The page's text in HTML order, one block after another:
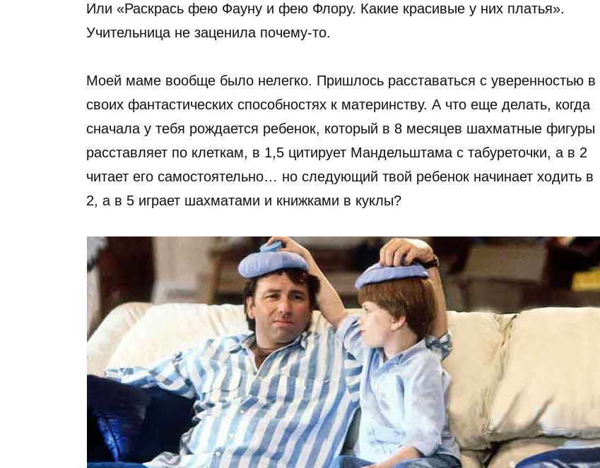
Или «Раскрась фею Фауну и фею Флору. Какие красивые у них платья».
Учительница не заценила почему-то.
Моей маме вообще было нелегко. Пришлось расставаться с уверенностью в
своих фантастических способностях к материнству. А что еще делать, когда
сначала у тебя рождается ребенок, который в 8 месяцев шахматные фигуры
расставляет по клеткам, в 1,5 цитирует Мандельштама с табуреточки, а в 2
читает его самостоятельно… но следующий твой ребенок начинает ходить в
2, а в 5 играет шахматами и книжками в куклы?